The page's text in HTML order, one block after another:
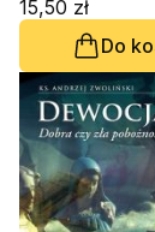
15,50 zł
Do